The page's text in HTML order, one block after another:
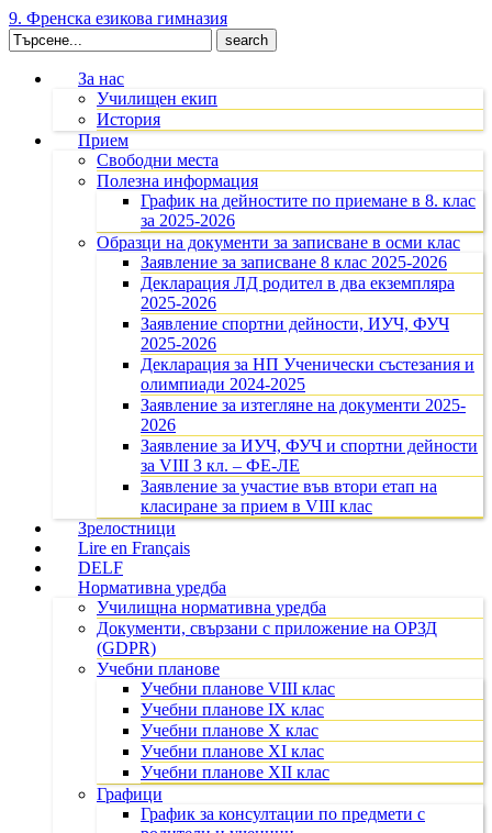
9. Френска езикова гимназия
Search
for:
За нас
Училищен екип
История
Прием
Свободни места
Полезна информация
График на дейностите по приемане в 8. клас
за 2025-2026
Образци на документи за записване в осми клас
Заявление за записване 8 клас 2025-2026
Декларация ЛД родител в два екземпляра
2025-2026
Заявление спортни дейности, ИУЧ, ФУЧ
2025-2026
Декларация за НП Ученически състезания и
олимпиади 2024-2025
Заявление за изтегляне на документи 2025-
2026
Заявление за ИУЧ, ФУЧ и спортни дейности
за VIII З кл. – ФЕ-ЛЕ
Заявление за участие във втори етап на
класиране за прием в VIII клас
Зрелостници
Lire en Français
DELF
Нормативна уредба
Училищна нормативна уредба
Документи, свързани с приложение на ОРЗД
(GDPR)
Учебни планове
Учебни планове VIII клас
Учебни планове IX клас
Учебни планове X клас
Учебни планове XI клас
Учебни планове XII клас
Графици
График за консултации по предмети с